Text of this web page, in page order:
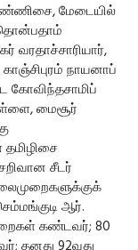
மேடையில்
வரதாச்சாரியார்,
நாயனாப்
மைசூர்
சீடர்
ஆர்.
கண்டவர்; 80